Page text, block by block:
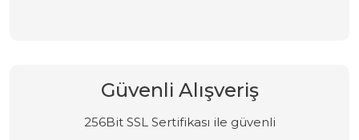
Güvenli Alışveriş
256Bit SSL Sertifikası ile güvenli